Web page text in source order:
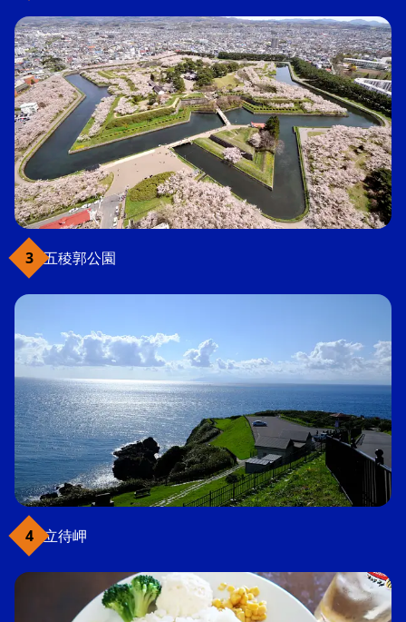
五稜郭公園
立待岬